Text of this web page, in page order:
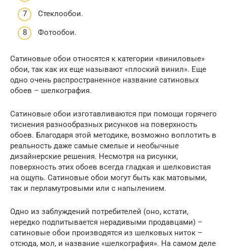
Стеклообои.
Фотообои.
Сатиновые обои относятся к категории «виниловые»
обои, так как их еще называют «плоский винил». Еще
одно очень распространенное название сатиновых
обоев – шелкография.
Сатиновые обои изготавливаются при помощи горячего
тиснения разнообразных рисунков на поверхность
обоев. Благодаря этой методике, возможно воплотить в
реальность даже самые смелые и необычные
дизайнерские решения. Несмотря на рисунки,
поверхность этих обоев всегда гладкая и шелковистая
на ощупь. Сатиновые обои могут быть как матовыми,
так и перламутровыми или с напылением.
Одно из заблуждений потребителей (оно, кстати,
нередко подпитывается нерадивыми продавцами) –
сатиновые обои производятся из шелковых ниток –
отсюда, мол, и название «шелкография». На самом деле